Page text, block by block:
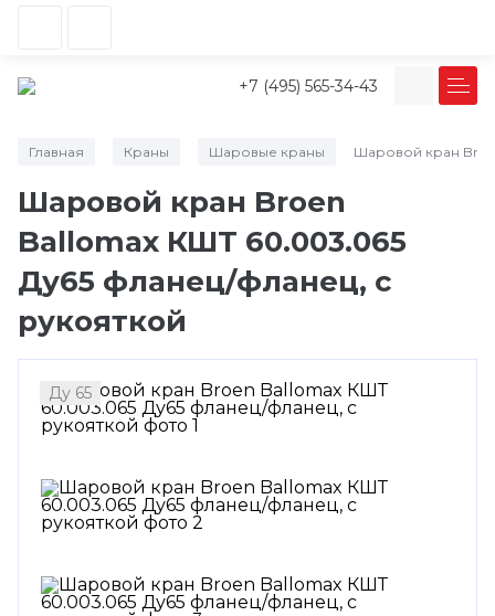
+7 (495) 565-34-43
Главная Краны Шаровые краны Шаровой кран
Шаровой кран Broen
Ballomax КШТ 60.003.065
Ду65 фланец/фланец, с
рукояткой
Ду 65